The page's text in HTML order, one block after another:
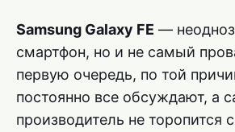
Samsung Galaxy FE —
смартфон, но и не самый
первую очередь, по той
постоянно все обсуждают, а
производитель не торопится